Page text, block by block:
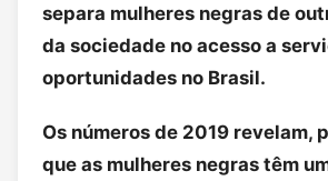
separa mulheres negras de
da sociedade no acesso a
oportunidades no Brasil.
Os números de 2019 revelam,
que as mulheres negras têm